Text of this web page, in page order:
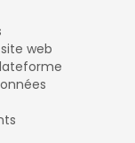
web